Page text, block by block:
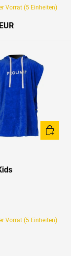
Vorrat (5 Einheiten)
Vorrat (5 Einheiten)